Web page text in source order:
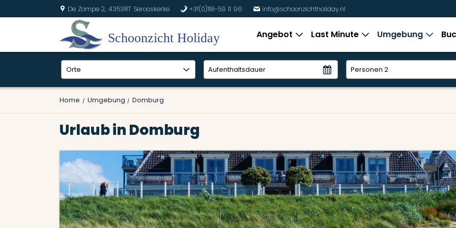
U De Zompe 2, 4353RT Serooskerke b +31(0)118-59 11 96 % info@schoonzichtholiday.nl
Angebot Last Minute Umgebung
Personen 2
Home Umgebung Domburg
Urlaub in Domburg